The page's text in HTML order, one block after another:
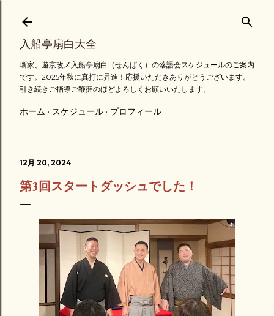
スキップしてメイン コンテンツに移動
入船亭扇白大全
噺家、遊京改メ入船亭扇白（せんぱく）の落語会スケジュールのご案内
です。2025年秋に真打に昇進！応援いただきありがとうございます。
引き続きご指導ご鞭撻のほどよろしくお願いいたします。
ホーム スケジュール プロフィール
12月 20, 2024
第3回スタートダッシュでした！